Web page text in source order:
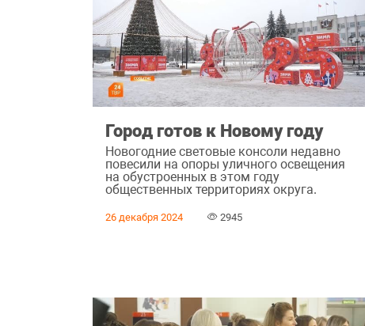
Город готов к Новому году
Новогодние световые консоли недавно
повесили на опоры уличного освещения
на обустроенных в этом году
общественных территориях округа.
26 декабря 2024 2945